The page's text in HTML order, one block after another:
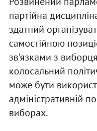
партійна
здатний
самостійною
зв'язками з
колосальний
може бути
адміністративній
виборах.